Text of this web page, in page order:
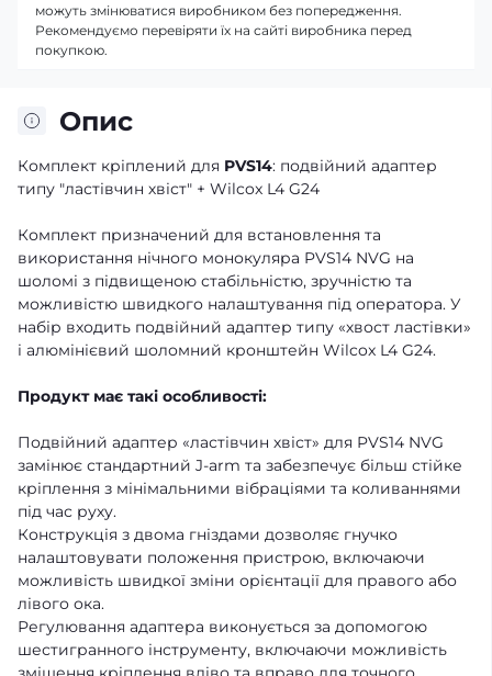
Опис
Комплект кріплений для PVS14: подвійний адаптер
типу "ластівчин хвіст" + Wilcox L4 G24
Комплект призначений для встановлення та
використання нічного монокуляра PVS14 NVG на
шоломі з підвищеною стабільністю, зручністю та
можливістю швидкого налаштування під оператора. У
набір входить подвійний адаптер типу «хвост ластівки»
і алюмінієвий шоломний кронштейн Wilcox L4 G24.
Продукт має такі особливості:
Подвійний адаптер «ластівчин хвіст» для PVS14 NVG
замінює стандартний J-arm та забезпечує більш стійке
кріплення з мінімальними вібраціями та коливаннями
під час руху.
Конструкція з двома гніздами дозволяє гнучко
налаштовувати положення пристрою, включаючи
можливість швидкої зміни орієнтації для правого або
лівого ока.
Регулювання адаптера виконується за допомогою
шестигранного інструменту, включаючи можливість
можуть змінюватися виробником без попередження.
Рекомендуємо перевіряти їх на сайті виробника перед
покупкою.